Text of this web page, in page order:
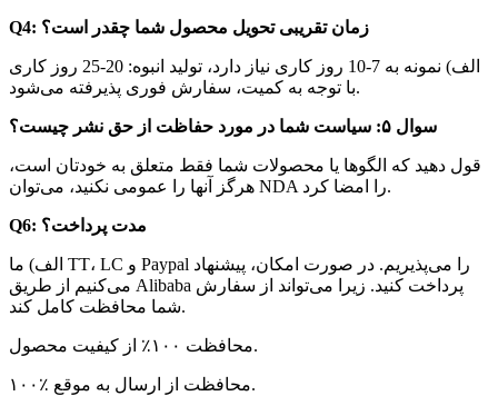
Q4: زمان تقریبی تحویل محصول شما چقدر است؟
الف) نمونه به 7-10 روز کاری نیاز دارد، تولید انبوه: 20-25 روز کاری
با توجه به کمیت، سفارش فوری پذیرفته می‌شود.
سوال ۵: سیاست شما در مورد حفاظت از حق نشر چیست؟
قول دهید که الگوها یا محصولات شما فقط متعلق به خودتان است،
هرگز آنها را عمومی نکنید، می‌توان NDA را امضا کرد.
Q6: مدت پرداخت؟
الف) ما TT، LC و Paypal را می‌پذیریم. در صورت امکان، پیشنهاد
می‌کنیم از طریق Alibaba پرداخت کنید. زیرا می‌تواند از سفارش
شما محافظت کامل کند.
محافظت ۱۰۰٪ از کیفیت محصول.
۱۰۰٪ محافظت از ارسال به موقع.